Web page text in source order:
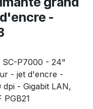
-
SC-P7000 - 24"
- jet d'encre -
- Gigabit LAN,
PGB21